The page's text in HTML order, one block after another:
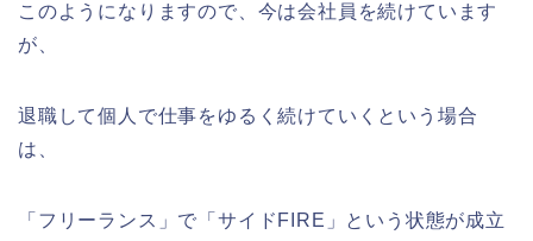
このようになりますので、今は会社員を続けています
が、
退職して個人で仕事をゆるく続けていくという場合
は、
「フリーランス」で「サイドFIRE」という状態が成立